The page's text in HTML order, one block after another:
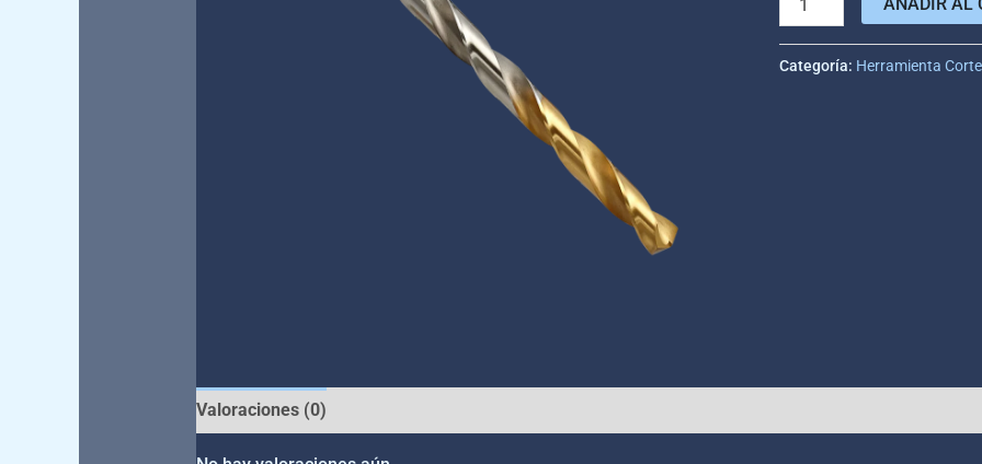
Categoría: Herramienta Corte
Valoraciones (0)